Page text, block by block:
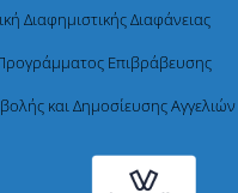
Διαφημιστικής Διαφάνειας
Επιβράβευσης
και Δημοσίευσης Αγγελιών